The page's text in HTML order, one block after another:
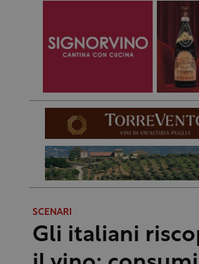
SCENARI
Gli italiani